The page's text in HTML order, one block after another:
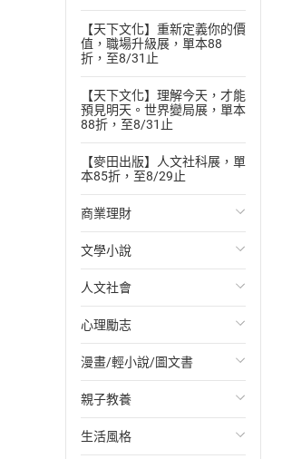
【天下文化】重新定義你的價
值，職場升級展，單本88
折，至8/31止
【天下文化】理解今天，才能
預見明天。世界變局展，單本
88折，至8/31止
【麥田出版】人文社科展，單
本85折，至8/29止
商業理財
投資理財
經濟/趨勢
財務/金融
管理/領導
職場工作術
成功法
文學小說
歐美文學
日本文學
韓國文學
華文文學
經典文學
人文社會
國際關係
政治
社會科學
台灣/中國歷史
心理勵志
心靈成長/情緒
人際關係
兩性關係
漫畫/輕小說/圖文書
輕小說
奇幻/科幻
親子教養
教育現場
生活風格